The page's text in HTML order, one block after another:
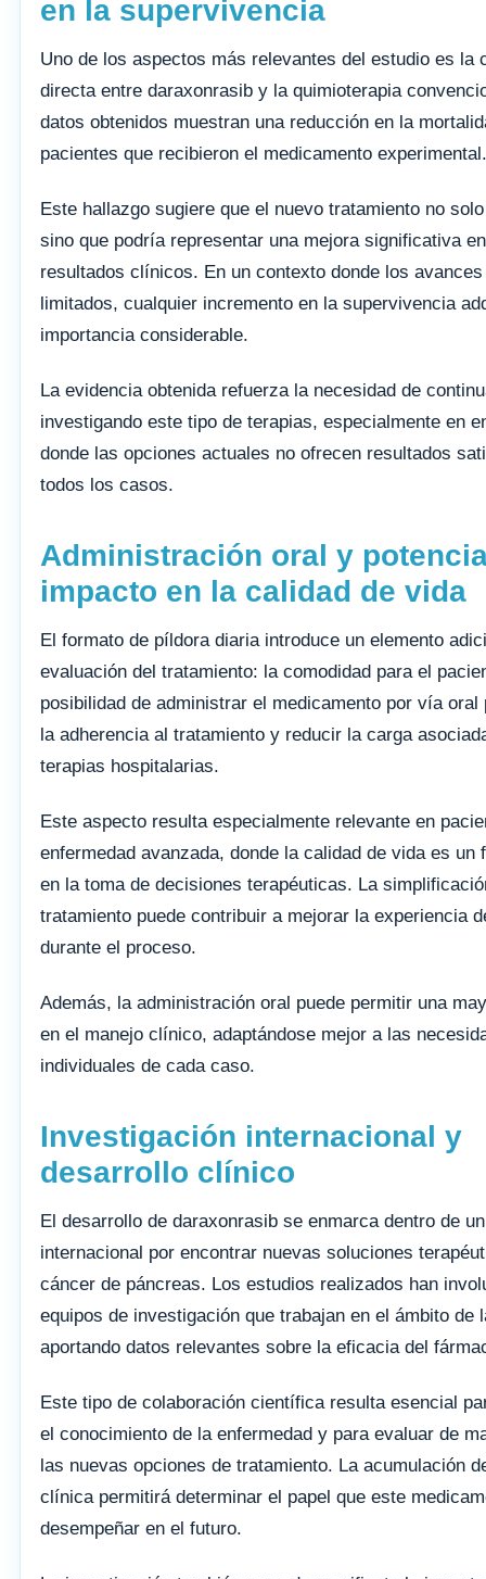
en la supervivencia
Uno de los aspectos más relevantes del estudio es la
directa entre daraxonrasib y la quimioterapia
datos obtenidos muestran una reducción en la
pacientes que recibieron el medicamento experimental.
Este hallazgo sugiere que el nuevo tratamiento no
sino que podría representar una mejora significativa
resultados clínicos. En un contexto donde los
limitados, cualquier incremento en la supervivencia
importancia considerable.
La evidencia obtenida refuerza la necesidad de
investigando este tipo de terapias, especialmente en
donde las opciones actuales no ofrecen resultados
todos los casos.
Administración oral y
impacto en la calidad de vida
El formato de píldora diaria introduce un elemento
evaluación del tratamiento: la comodidad para el
posibilidad de administrar el medicamento por vía oral
la adherencia al tratamiento y reducir la carga
terapias hospitalarias.
Este aspecto resulta especialmente relevante en
enfermedad avanzada, donde la calidad de vida es un
en la toma de decisiones terapéuticas. La
tratamiento puede contribuir a mejorar la experiencia
durante el proceso.
Además, la administración oral puede permitir una
en el manejo clínico, adaptándose mejor a las
individuales de cada caso.
Investigación internacional y
desarrollo clínico
El desarrollo de daraxonrasib se enmarca dentro de
internacional por encontrar nuevas soluciones
cáncer de páncreas. Los estudios realizados han
equipos de investigación que trabajan en el ámbito de
aportando datos relevantes sobre la eficacia del
Este tipo de colaboración científica resulta esencial
el conocimiento de la enfermedad y para evaluar de
las nuevas opciones de tratamiento. La acumulación
clínica permitirá determinar el papel que este
desempeñar en el futuro.